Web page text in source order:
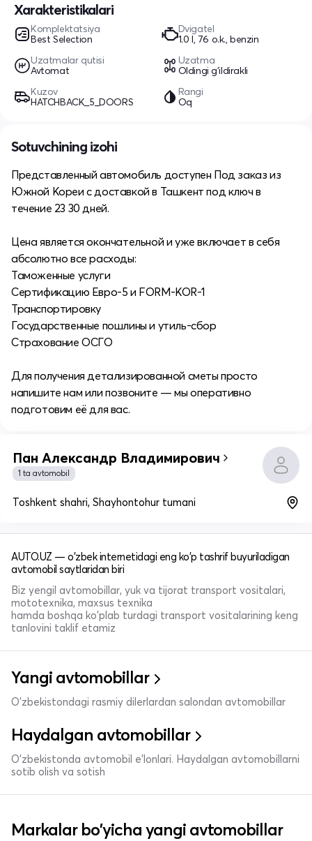
Xarakteristikalari
Komplektatsiya
Best Selection
Dvigatel
1.0 l, 76 o.k., benzin
Uzatmalar qutisi
Avtomat
Uzatma
Oldingi g'ildirakli
Kuzov
HATCHBACK_5_DOORS
Rangi
Oq
Sotuvchining izohi
Представленный автомобиль доступен Под заказ из
Южной Кореи с доставкой в Ташкент под ключ в
течение 23 30 дней.
Цена является окончательной и уже включает в себя
абсолютно все расходы:
Таможенные услуги
Сертификацию Евро-5 и FORM-KOR-1
Транспортировку
Государственные пошлины и утиль-сбор
Страхование ОСГО
Для получения детализированной сметы просто
напишите нам или позвоните — мы оперативно
подготовим её для вас.
Пан Александр Владимирович
1 ta avtomobil
Toshkent shahri, Shayhontohur tumani
AUTO.UZ — o'zbek internetidagi eng ko'p tashrif buyuriladigan
avtomobil saytlaridan biri
Biz yengil avtomobillar, yuk va tijorat transport vositalari,
mototexnika, maxsus texnika
hamda boshqa ko'plab turdagi transport vositalarining keng
tanlovini taklif etamiz
Yangi avtomobillar
O'zbekistondagi rasmiy dilerlardan salondan avtomobillar
Haydalgan avtomobillar
O'zbekistonda avtomobil e’lonlari. Haydalgan avtomobillarni
sotib olish va sotish
Markalar bo'yicha yangi avtomobillar